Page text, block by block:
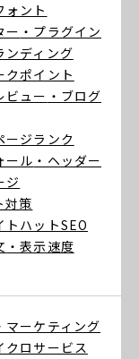
ォント
ー ・プラグイン
ンディング
クポイント
ビュー ・ブログ
ージランク
ール ・ヘッダー
ジ
対策
トハットSEO
・表示速度
マーケティング
クロサービス